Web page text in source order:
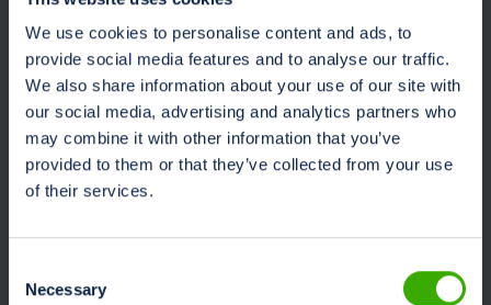
We use cookies to personalise content and ads, to
provide social media features and to analyse our traffic.
We also share information about your use of our site with
our social media, advertising and analytics partners who
may combine it with other information that you’ve
provided to them or that they’ve collected from your use
of their services.
Selection
Necessary
definiowanie
zrównoważonego
rozwoju i
dostosowanie się do
Celów
Zrównoważonego
korzyści ekonomiczne,